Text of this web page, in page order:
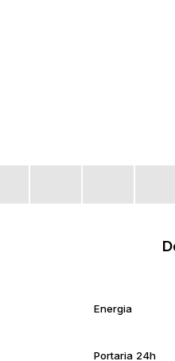
Energia
Portaria 24h